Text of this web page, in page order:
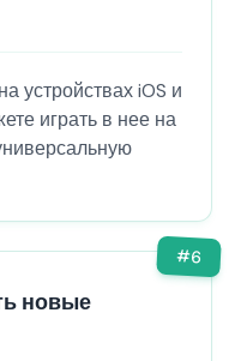
устройствах iOS и
играть в нее на
#6
новые